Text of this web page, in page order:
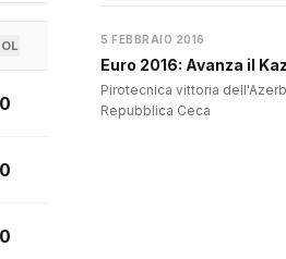
0
0
0
5 FEBBRAIO 2016
Euro 2016: Avanza il
Pirotecnica vittoria
Repubblica Ceca